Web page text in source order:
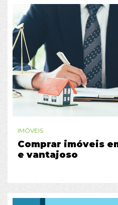
IMÓVEIS
Comprar imóveis
e vantajoso